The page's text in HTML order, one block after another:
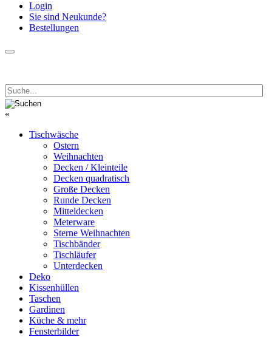
Login
Sie sind Neukunde?
Bestellungen
«
Tischwäsche
Ostern
Weihnachten
Decken / Kleinteile
Decken quadratisch
Große Decken
Runde Decken
Mitteldecken
Meterware
Sterne Weihnachten
Tischbänder
Tischläufer
Unterdecken
Deko
Kissenhüllen
Taschen
Gardinen
Küche & mehr
Fensterbilder